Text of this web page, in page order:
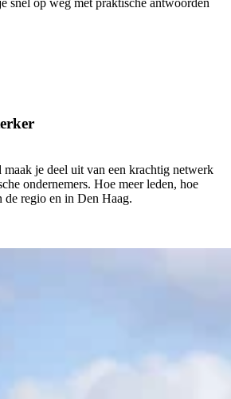
je deel uit van een krachtig netwerk
ondernemers. Hoe meer leden, hoe
de regio en in Den Haag.